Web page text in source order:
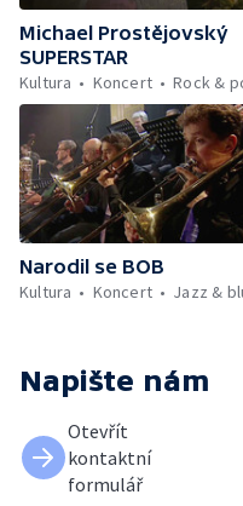
Michael Prostějovský
SUPERSTAR
Kultura
Koncert Rock &
Narodil se BOB
Kultura
Koncert Jazz &
Napište nám
Otevřít
kontaktní
formulář